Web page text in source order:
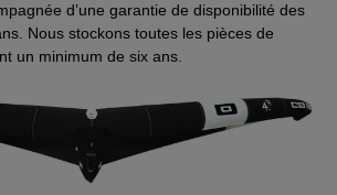
d’une garantie de disponibilité des
Nous stockons toutes les pièces de
un minimum de six ans.